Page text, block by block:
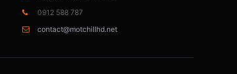
0912 588 787
contact@motchillhd.net